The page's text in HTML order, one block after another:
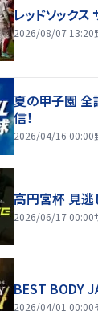
レッドソック
2026/08/07 13:20
夏の甲子園 全
信！
2026/04/16 00:00
高円宮杯 見逃
2026/06/17 00:00
BEST BODY
2026/04/01 00:00